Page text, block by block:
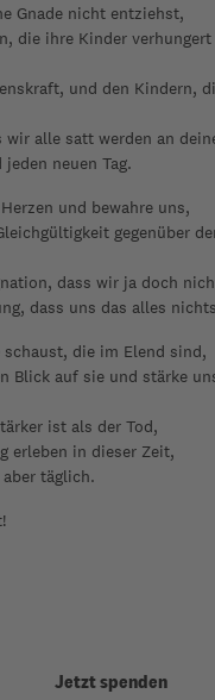
Gnade nicht entziehst,
die ihre Kinder
und den Kindern,
wir alle satt werden an
neuen Tag.
und bewahre uns,
gegenüber
dass wir ja doch
dass uns das alles
die im Elend sind,
Blick auf sie und stärke
ist als der Tod,
erleben in dieser Zeit,
täglich.
Jetzt spenden